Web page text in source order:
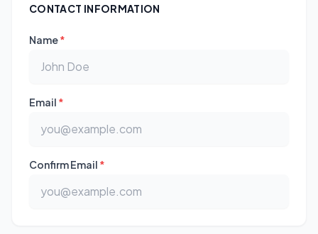
CONTACT INFORMATION
Name*
Email *
Confirm Email *